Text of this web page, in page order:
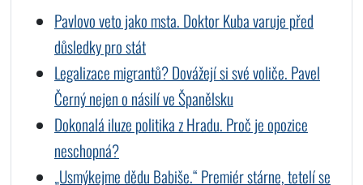
Pavlovo veto jako msta. Doktor Kuba varuje před
důsledky pro stát
Legalizace migrantů? Dovážejí si své voliče. Pavel
Černý nejen o násilí ve Španělsku
Dokonalá iluze politika z Hradu. Proč je opozice
neschopná?
„Usmýkejme dědu Babiše.“ Premiér stárne, tetelí se